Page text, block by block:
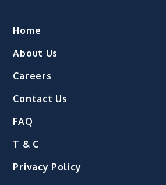
Home
About Us
Careers
Contact Us
FAQ
T & C
Privacy Policy